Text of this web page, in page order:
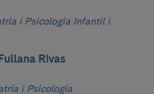
i Psicologia Infantil i
Rivas
i Psicologia